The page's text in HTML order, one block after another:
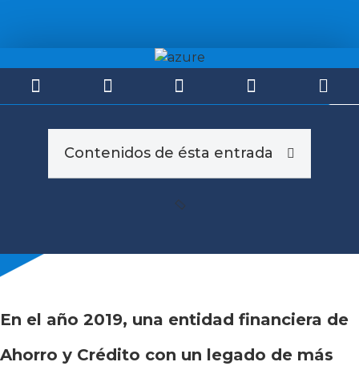
Contenidos de ésta entrada
En el año 2019, una entidad financiera de
Ahorro y Crédito con un legado de más